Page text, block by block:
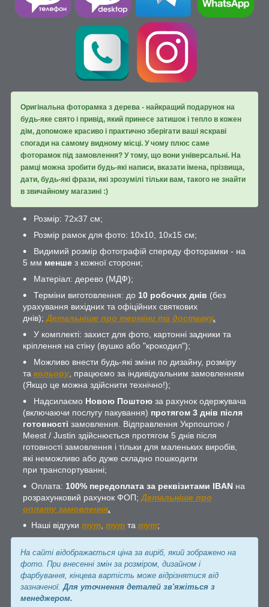
Оригінальна фоторамка з дерева - найкращий подарунок на
будь-яке свято і привід, який принесе затишок і тепло в кожен
дім, допоможе красиво і практично зберігати ваші яскраві
спогади на самому видному місці. У чому плюс саме
фоторамок під замовлення? У тому, що вони універсальні. На
рамці можна зробити будь-які написи, вказати імена, прізвища,
дати, будь-які фрази, які зрозумілі тільки вам, такого не знайти
в звичайному магазині :)
Розмір: 72х37 см;
Розмір рамок для фото: 10х10, 10х15 см;
Видимий розмір фотографій спереду фоторамки - на
5 мм менше з кожної сторони;
Матеріал: дерево (МДФ);
Терміни виготовлення: до 10 робочих днів (без
урахування вихідних та офіційних святкових
днів); Детальніше про терміни та доставку.
У комплекті: захист для фото, картонні задники та
кріплення на стіну (вушко або "крокодил");
Можливо внести будь-які зміни по дизайну, розміру
та кольору , працюємо за індивідуальним замовленням
(Якщо це можна здійснити технічно!);
Надсилаємо Новою Поштою за рахунок одержувача
(включаючи послугу пакування) протягом 3 днів після
готовності замовлення. Відправлення Укрпоштою /
Meest / Justin здійснюється протягом 5 днів після
готовності замовлення і тільки для маленьких виробів,
які неможливо або дуже складно пошкодити
при транспортуванні;
Оплата: 100% передоплата за реквізитами IBAN на
розрахунковий рахунок ФОП; Детальніше про
оплату замовлення.
Наші відгуки тут тут та тут;
На сайті відображається ціна за виріб, який зображено на
фото. При внесенні змін за розміром, дизайном і
фарбування, кінцева вартість може відрізнятися від
зазначеної. Для уточнення деталей зв'яжіться з
менеджером.